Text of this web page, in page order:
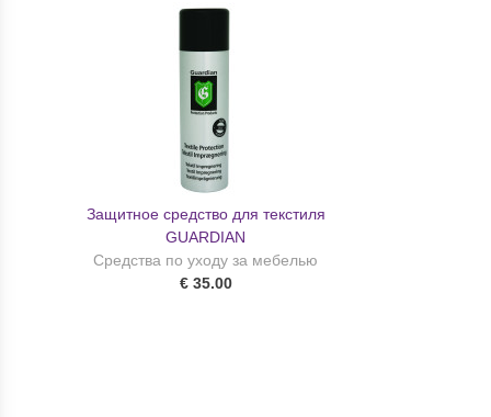
Защитное средство для текстиля
GUARDIAN
Средства по уходу за мебелью
€ 35.00